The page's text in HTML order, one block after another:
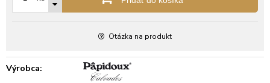
Otázka na produkt
Výrobca: